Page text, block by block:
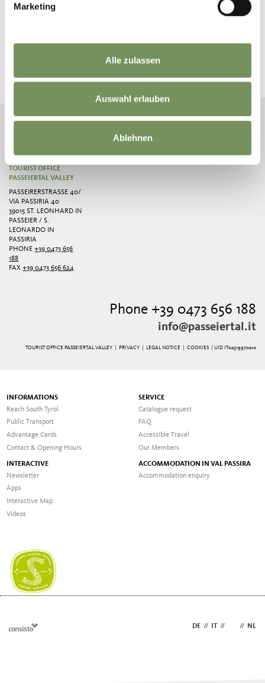
Marketing
Alle zulassen
Auswahl erlauben
Ablehnen
KEEP IN TOUCH WITH US
News and information directly in your mailbox
NEWSLETTER SIGN UP
TOURIST OFFICE
PASSEIERTAL VALLEY
PASSEIRERSTRASSE 40/ V
IA PASSIRIA 40
39015 ST. LEONHARD IN
PASSEIER / S.
LEONARDO IN
PASSIRIA
PHONE+39 0473 656
188
FAX+39 0473 656 624
Phone +39 0473 656 188
info@passeiertal.it
TOURIST OFFICE PASSEIERTAL VALLEY | PRIVACY| LEGAL NOTICE COOKIES | UID IT02519970210
INFORMATIONS
Reach South Tyrol
Public Transport
Advantage Cards
Contact & Opening Hours
SERVICE
Catalogue request
FAQ
Accessible Travel
Our Members
INTERACTIVE
Newsletter
Apps
Interactive Map
Videos
ACCOMMODATION IN VAL PASSIRA
Accommodation enquiry
DE // IT // // NL